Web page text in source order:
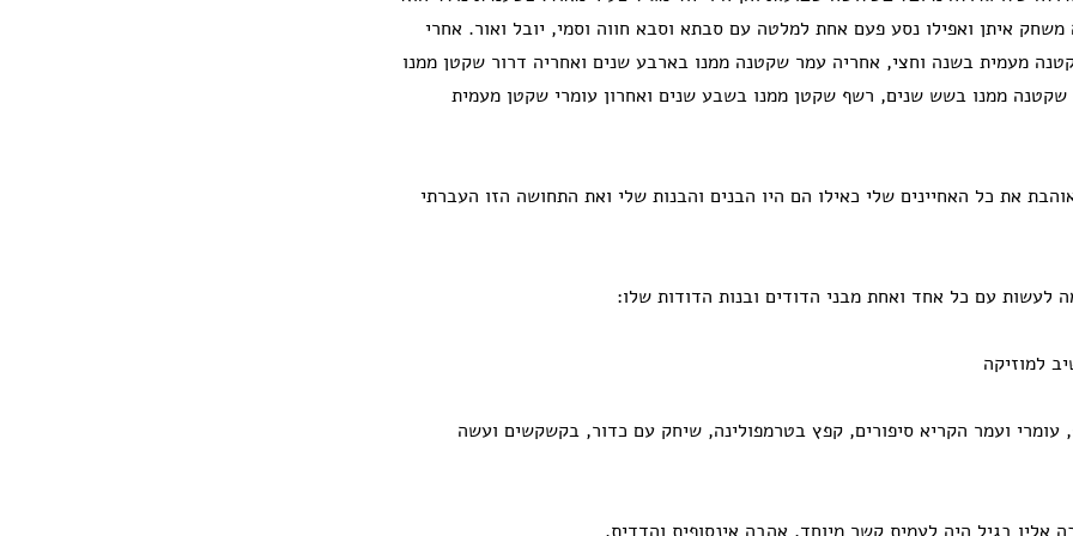
משחק איתן ואפילו נסע פעם אחת למלטה עם סבתא וסבא חווה וסמי, יובל ואור. אחרי
מעמית בשנה וחצי, אחריה עמר שקטנה ממנו בארבע שנים ואחריה דרור שקטן ממנו
ממנו בשש שנים, רשף שקטן ממנו בשבע שנים ואחרון עומרי שקטן מעמית
את כל האחיינים שלי כאילו הם היו הבנים והבנות שלי ואת התחושה הזו העברתי
לעשות עם כל אחד ואחת מבני הדודים ובנות הדודות שלו:
למוזיקה
עומרי ועמר הקריא סיפורים, קפץ בטרמפולינה, שיחק עם כדור, בקשקשים ועשה